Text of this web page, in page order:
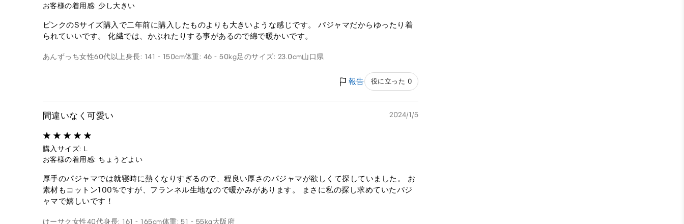
お客様の着用感: 少し大きい
ピンクのSサイズ購入で二年前に購入したものよりも大きいような感じです。 パジャマだからゆったり着
られていいです。 化繊では、かぶれたりする事があるので綿で暖かいです。
あんずっち女性60代以上身長: 141 - 150cm体重: 46 - 50kg足のサイズ: 23.0cm山口県
報告 役に立った 0
間違いなく可愛い 2024/1/5
購入サイズ: L
お客様の着用感: ちょうどよい
厚手のパジャマでは就寝時に熱くなりすぎるので、程良い厚さのパジャマが欲しくて探していました。 お
素材もコットン100%ですが、フランネル生地なので暖かみがあります。 まさに私の探し求めていたパジ
ャマで嬉しいです！
けーサク女性40代身長: 161 - 165cm体重: 51 - 55kg大阪府